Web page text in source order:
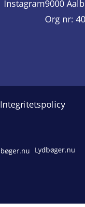
Instagram9000
Org nr:
Integritetspolicy
Lydbøger.nu